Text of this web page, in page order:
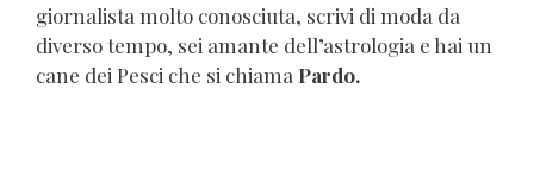
giornalista molto conosciuta, scrivi di moda da
diverso tempo, sei amante dell’astrologia e hai un
cane dei Pesci che si chiama Pardo.